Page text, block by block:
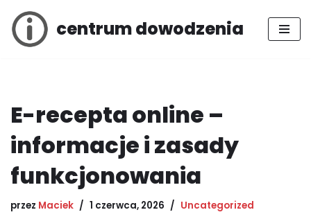
Przejdź
centrum dowodzenia
E-recepta online –
informacje i zasady
funkcjonowania
przez Maciek 1 czerwca, 2026 Uncategorized